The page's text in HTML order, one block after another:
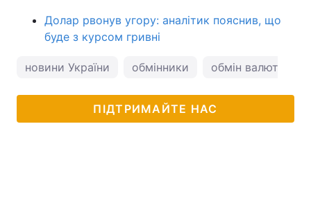
Долар рвонув угору: аналітик пояснив, що
буде з курсом гривні
новини України обмінники обмін валют
ПІДТРИМАЙТЕ НАС